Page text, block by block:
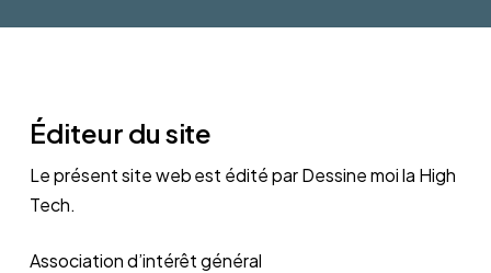
Éditeur du site
Le présent site web est édité par Dessine moi la High
Tech.
Association d’intérêt général